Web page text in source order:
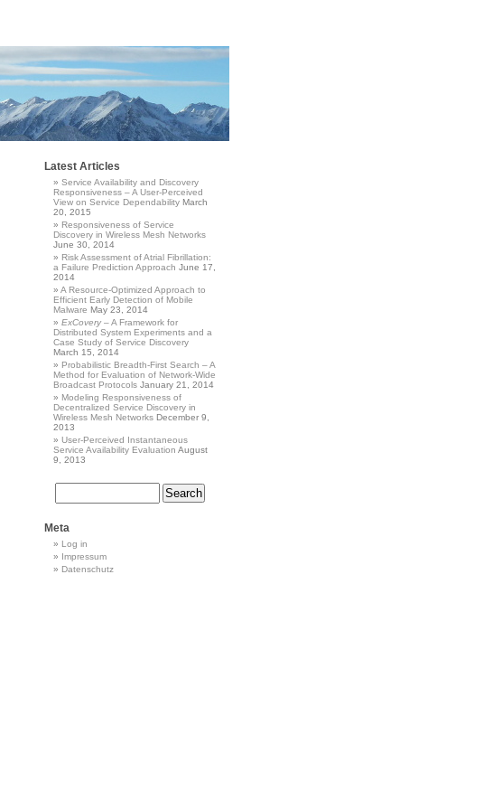
Latest Articles
Service Availability and Discovery
Responsiveness – A User-Perceived
View on Service Dependability March
20, 2015
Responsiveness of Service
Discovery in Wireless Mesh Networks
June 30, 2014
Risk Assessment of Atrial Fibrillation:
a Failure Prediction Approach June 17,
2014
A Resource-Optimized Approach to
Efficient Early Detection of Mobile
Malware May 23, 2014
ExCovery– A Framework for
Distributed System Experiments and a
Case Study of Service Discovery
March 15, 2014
Probabilistic Breadth-First Search – A
Method for Evaluation of Network-Wide
Broadcast Protocols January 21, 2014
Modeling Responsiveness of
Decentralized Service Discovery in
Wireless Mesh Networks December 9,
2013
User-Perceived Instantaneous
Service Availability Evaluation August
9, 2013
Meta
Log in
Impressum
Datenschutz